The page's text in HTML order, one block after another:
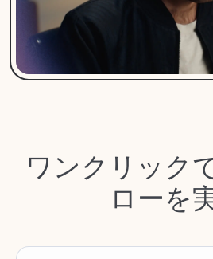
ワンクリック
ローを